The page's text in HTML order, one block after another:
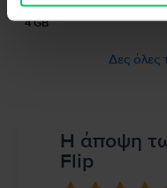
Μνήμη RAM
4 GB
Δες όλες
Η άποψη
Flip